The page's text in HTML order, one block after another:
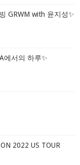
GRWM with 윤지성✨
에서의 하루✨
2022 US TOUR